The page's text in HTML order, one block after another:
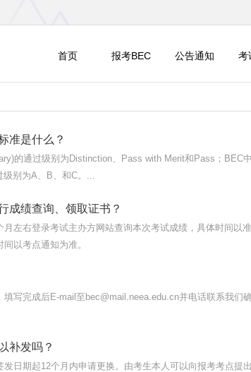
首页 报考BEC 公告通知 考
准是什么？
的通过级别为Distinction、Pass with Merit和Pass；BEC
级别为A、B、和C。...
成绩查询、领取证书？
月左右登录考试主办方网站查询本次考试成绩，具体时间以
以考点通知为准。
填写完成后E-mail至bec@mail.neea.edu.cn并电话联系我们
补发吗？
发日期起12个月内申请更换。由考生本人可以向报考考点提